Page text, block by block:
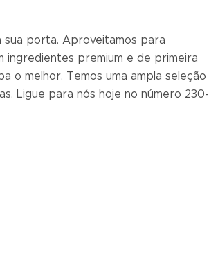
porta. Aproveitamos para
ingredientes premium e de primeira
o melhor. Temos uma ampla seleção
Ligue para nós hoje no número 230-